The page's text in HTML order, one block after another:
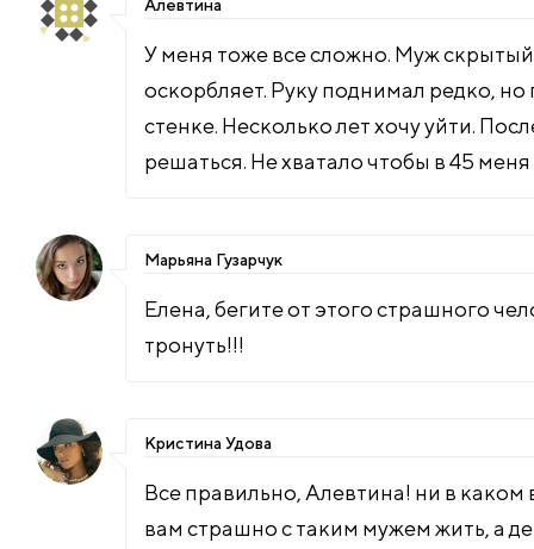
Алевтина
У меня тоже все сложно. Муж
оскорбляет. Руку поднимал редко,
стенке. Несколько лет хочу уйти.
решаться. Не хватало чтобы в 45
Марьяна Гузарчук
Елена, бегите от этого страшного
тронуть!!!
Кристина Удова
Все правильно, Алевтина! ни в каком
вам страшно с таким мужем жить, а